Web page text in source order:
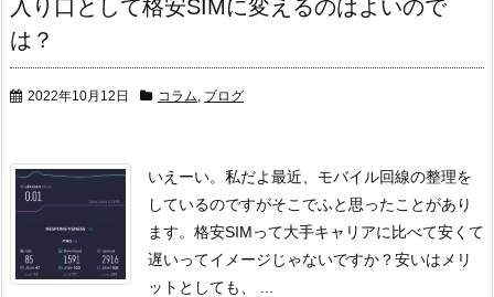
入り口として格安SIMに変えるのはよいので
は？
2022年10月12日 コラム, ブログ
いえーい。私だよ最近、モバイル回線の整理を
しているのですがそこでふと思ったことがあり
ます。 格安SIMって大手キャリアに比べて安くて
遅いってイメージじゃないですか？安いはメリ
ットとしても、 ...